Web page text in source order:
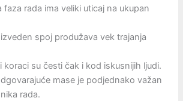
faza rada ima veliki uticaj na ukupan
spoj produžava vek trajanja
koraci su česti čak i kod iskusnijih ljudi.
mase je podjednako važan
rada.